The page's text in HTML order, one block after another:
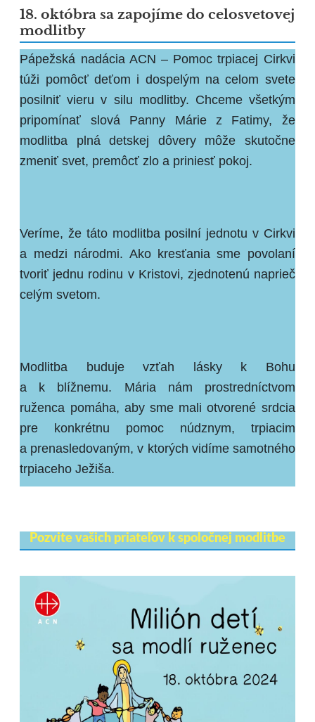
18. októbra sa zapojíme do celosvetovej
modlitby
Pápežská nadácia ACN – Pomoc trpiacej Cirkvi
túži pomôcť deťom i dospelým na celom svete
posilniť vieru v silu modlitby. Chceme všetkým
pripomínať slová Panny Márie z Fatimy, že
modlitba plná detskej dôvery môže skutočne
zmeniť svet, premôcť zlo a priniesť pokoj.
Veríme, že táto modlitba posilní jednotu v Cirkvi
a medzi národmi. Ako kresťania sme povolaní
tvoriť jednu rodinu v Kristovi, zjednotenú naprieč
celým svetom.
Modlitba buduje vzťah lásky k Bohu
a k blížnemu. Mária nám prostredníctvom
ruženca pomáha, aby sme mali otvorené srdcia
pre konkrétnu pomoc núdznym, trpiacim
a prenasledovaným, v ktorých vidíme samotného
trpiaceho Ježiša.
Pozvite vašich priateľov k spoločnej modlitbe